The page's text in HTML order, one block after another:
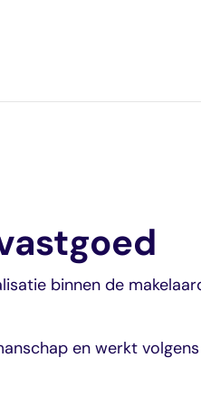
binnen de
en werkt